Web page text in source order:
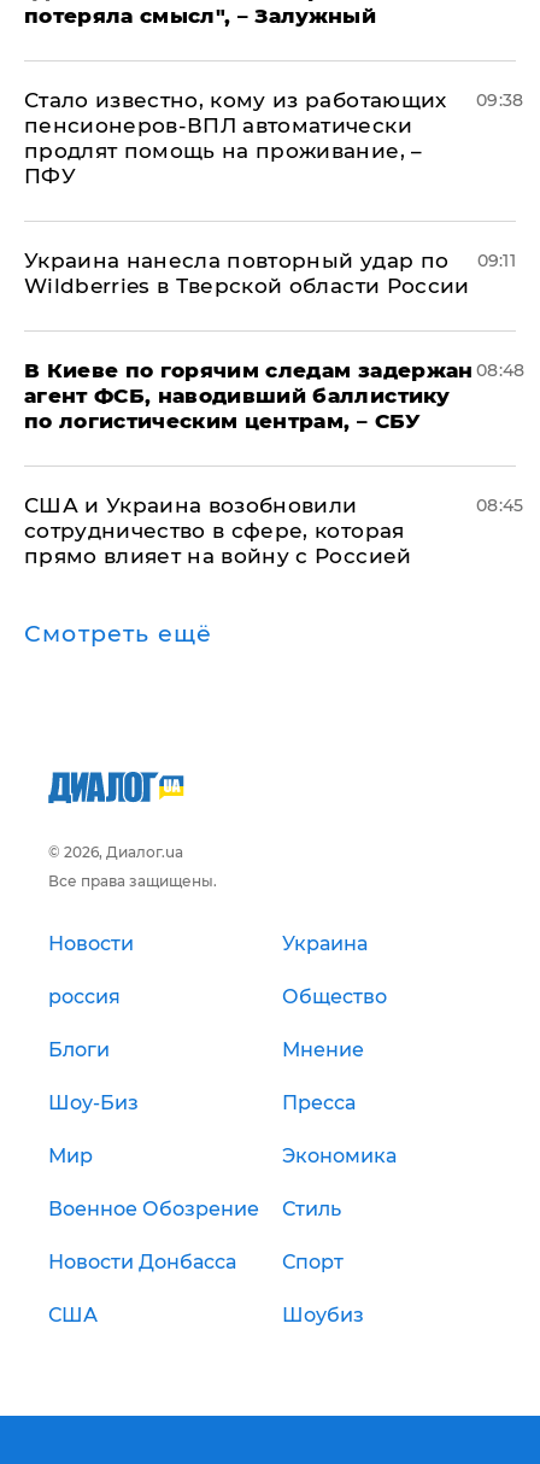
потеряла смысл", – Залужный
Стало известно, кому из работающих
пенсионеров-ВПЛ автоматически
продлят помощь на проживание, –
ПФУ
09:38
Украина нанесла повторный удар по
Wildberries в Тверской области России
09:11
В Киеве по горячим следам задержан
агент ФСБ, наводивший баллистику
по логистическим центрам, – СБУ
08:48
США и Украина возобновили
сотрудничество в сфере, которая
прямо влияет на войну с Россией
08:45
Смотреть ещё
© 2026, Диалог.ua
Все права защищены.
Новости Украина
россия Общество
Блоги Мнение
Шоу-Биз Пресса
Мир Экономика
Военное Обозрение Стиль
Новости Донбасса Спорт
США Шоубиз